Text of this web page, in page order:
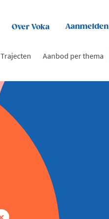
Over Voka Aanmelden
Trajecten Aanbod per thema